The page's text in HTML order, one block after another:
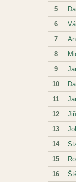
5
6
7
8
9
10
11
12
13
14
15
16